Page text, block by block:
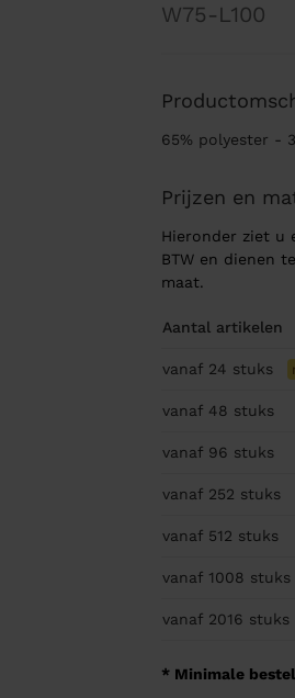
W75-L100
65% polyester -
Prijzen en
Hieronder ziet u
BTW en dienen
maat.
Aantal artikelen
vanaf 24 stuks
vanaf 48 stuks
vanaf 96 stuks
vanaf 252 stuks
vanaf 512 stuks
vanaf 1008 stuks
vanaf 2016 stuks
* Minimale